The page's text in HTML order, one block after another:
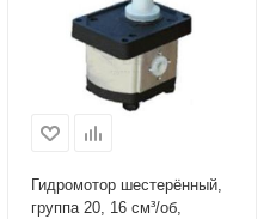
Гидромотор шестерённый,
группа 20, 16 см³/об,